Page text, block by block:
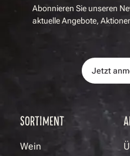
Abonnieren Sie unseren
aktuelle Angebote,
Jetzt
SORTIMENT
Wein